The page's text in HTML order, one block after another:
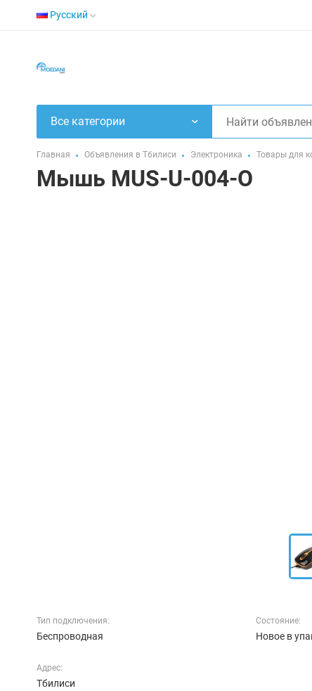
Русский
Все категории
Главная Объявления в Тбилиси Электроника Товары для
Мышь MUS-U-004-O
Тип подключения:
Беспроводная
Состояние:
Новое в
Адрес:
Тбилиси